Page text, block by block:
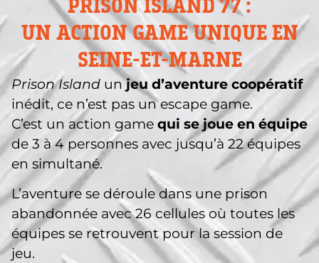
PRISON ISLAND 77 :
UN ACTION GAME UNIQUE EN
SEINE-ET-MARNE
Prison Island unjeu d’aventure coopératif
inédit, ce n’est pas un escape game.
C’est un action game qui se joue en équipe
de 3 à 4 personnes avec jusqu’à 22 équipes
en simultané.
L’aventure se déroule dans une prison
abandonnée avec 26 cellules où toutes les
équipes se retrouvent pour la session de
jeu.